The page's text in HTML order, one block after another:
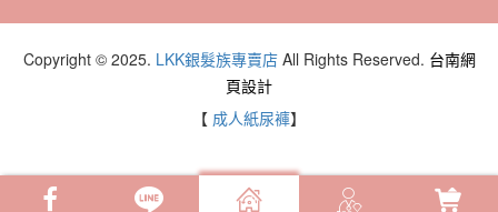
Copyright © 2025. LKK銀髮族專賣店All Rights Reserved. 台南網
頁設計
【 成人紙尿褲】